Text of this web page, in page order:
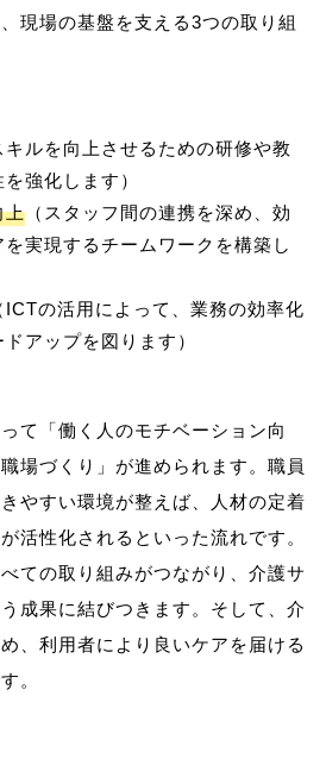
現場の基盤を支える3つの取り組
キルを向上させるための研修や教
強化します）
上 （スタッフ間の連携を深め、効
実現するチームワークを構築し
ICTの活用によって、業務の効率化
アップを図ります）
て「働く人のモチベーション向
場づくり」が進められます。職員
やすい環境が整えば、人材の定着
活性化されるといった流れです。
ての取り組みがつながり、介護サ
成果に結びつきます。そして、介
、利用者により良いケアを届ける